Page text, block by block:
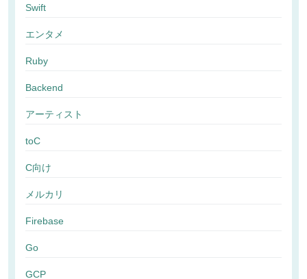
Swift
エンタメ
Ruby
Backend
アーティスト
toC
C向け
メルカリ
Firebase
Go
GCP